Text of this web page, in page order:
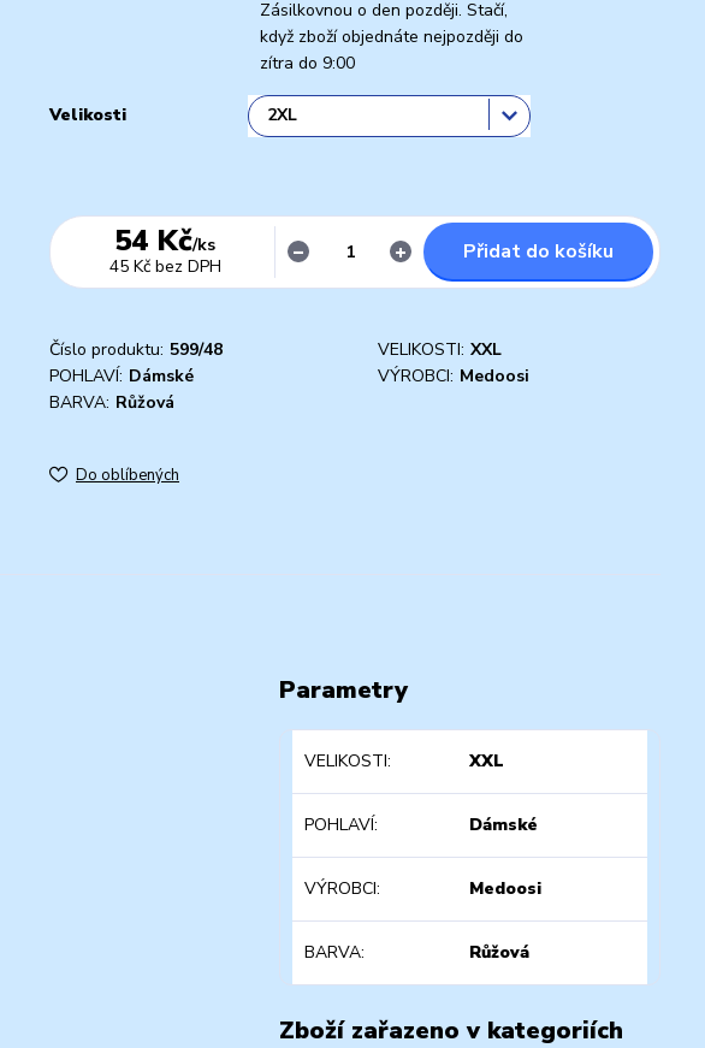
Zásilkovnou o den později. Stačí,
když zboží objednáte nejpozději do
zítra do 9:00
Velikosti
54 Kč/ks
45 Kč bez DPH
Přidat do košíku
Číslo produktu: 599/48 VELIKOSTI: XXL
POHLAVÍ: Dámské VÝROBCI: Medoosi
BARVA: Růžová
Do oblíbených
Parametry
VELIKOSTI XXL
POHLAVÍ Dámské
VÝROBCI Medoosi
BARVA Růžová
Zboží zařazeno v kategoriích